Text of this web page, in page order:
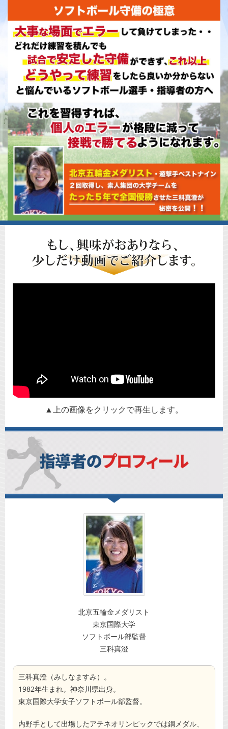
▲上の画像をクリックで再生します。
北京五輪金メダリスト
東京国際大学
ソフトボール部監督
三科真澄
三科真澄（みしなますみ）。
1982年生まれ。神奈川県出身。
東京国際大学女子ソフトボール部監督。
内野手として出場したアテネオリンピックでは銅メダル、